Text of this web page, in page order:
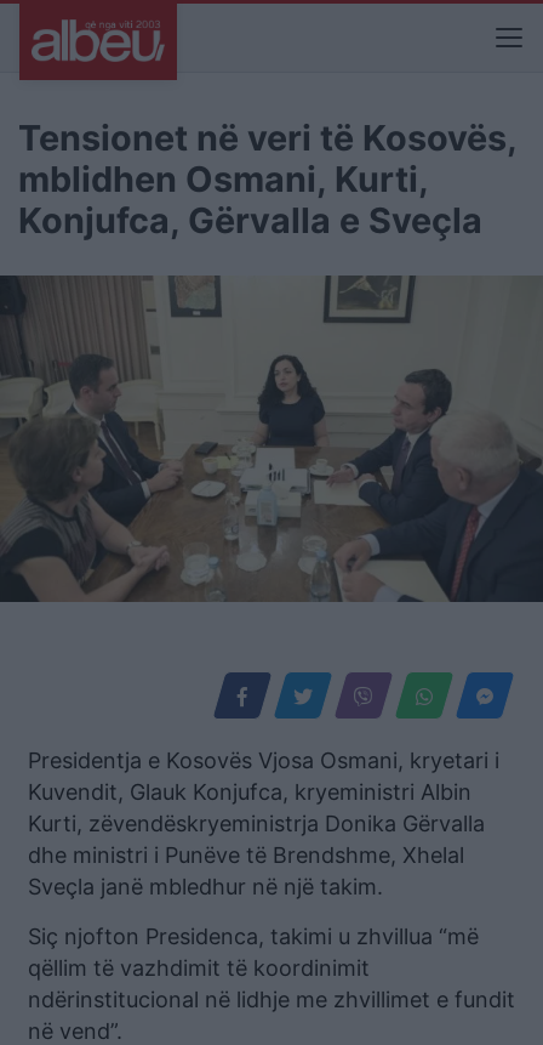
Tensionet në veri të Kosovës,
mblidhen Osmani, Kurti,
Konjufca, Gërvalla e Sveçla
Presidentja e Kosovës Vjosa Osmani, kryetari i
Kuvendit, Glauk Konjufca, kryeministri Albin
Kurti, zëvendëskryeministrja Donika Gërvalla
dhe ministri i Punëve të Brendshme, Xhelal
Sveçla janë mbledhur në një takim.
Siç njofton Presidenca, takimi u zhvillua “më
qëllim të vazhdimit të koordinimit
ndërinstitucional në lidhje me zhvillimet e fundit
në vend”.